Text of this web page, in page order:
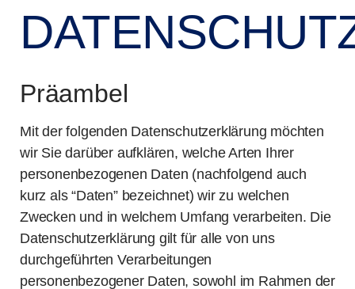
Präambel
Mit der folgenden Datenschutzerklärung möchten
wir Sie darüber aufklären, welche Arten Ihrer
personenbezogenen Daten (nachfolgend auch
kurz als “Daten” bezeichnet) wir zu welchen
Zwecken und in welchem Umfang verarbeiten. Die
Datenschutzerklärung gilt für alle von uns
durchgeführten Verarbeitungen
personenbezogener Daten, sowohl im Rahmen der